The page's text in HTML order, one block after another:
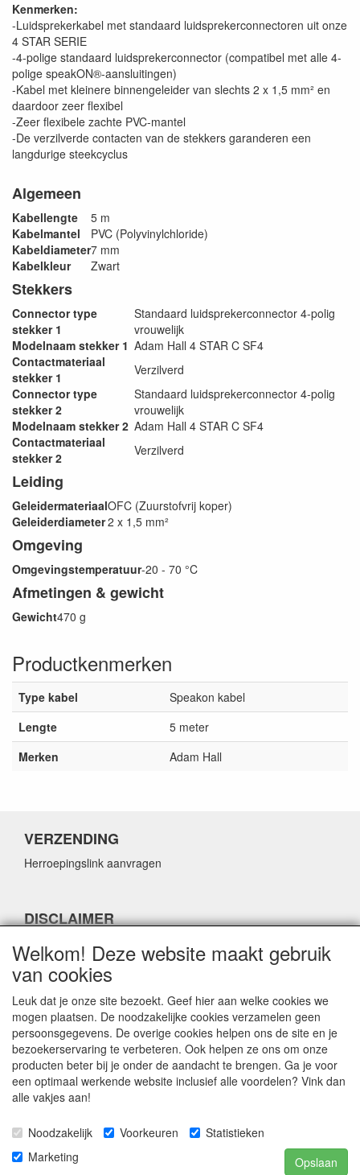
Kenmerken:
-Luidsprekerkabel met standaard luidsprekerconnectoren uit onze
4 STAR SERIE
-4-polige standaard luidsprekerconnector (compatibel met alle 4-
polige speakON®-aansluitingen)
-Kabel met kleinere binnengeleider van slechts 2 x 1,5 mm² en
daardoor zeer flexibel
-Zeer flexibele zachte PVC-mantel
-De verzilverde contacten van de stekkers garanderen een
langdurige steekcyclus
Algemeen
Kabellengte
5 m
Kabelmantel
PVC (Polyvinylchloride)
Kabeldiameter7 mm
Kabelkleur
Zwart
Stekkers
Connector type
stekker 1
Standaard luidsprekerconnector 4-polig
vrouwelijk
Modelnaam stekker 1 Adam Hall 4 STAR C SF4
Contactmateriaal
stekker 1
Verzilverd
Connector type
stekker 2
Standaard luidsprekerconnector 4-polig
vrouwelijk
Modelnaam stekker 2 Adam Hall 4 STAR C SF4
Contactmateriaal
stekker 2
Verzilverd
Leiding
GeleidermateriaalOFC (Zuurstofvrij koper)
Geleiderdiameter2 x 1,5 mm²
Omgeving
Omgevingstemperatuur-20 - 70 °C
Afmetingen & gewicht
Gewicht470 g
Productkenmerken
Type kabel
Speakon kabel
Lengte
5 meter
Merken
Adam Hall
VERZENDING
Herroepingslink aanvragen
DISCLAIMER
Herroepingslink aanvragen
CONTACTGEGEVENS
Fabulous Sales
Grotestraat 69C
5141 JN Waalwijk
E-mail:info@fabuloussales.nl
Telefoon:0416 - 33 14 13
Welkom! Deze website maakt gebruik
van cookies
Leuk dat je onze site bezoekt. Geef hier aan welke cookies we
mogen plaatsen. De noodzakelijke cookies verzamelen geen
persoonsgegevens. De overige cookies helpen ons de site en je
bezoekerservaring te verbeteren. Ook helpen ze ons om onze
producten beter bij je onder de aandacht te brengen. Ga je voor
een optimaal werkende website inclusief alle voordelen? Vink dan
alle vakjes aan!
Noodzakelijk Voorkeuren
Statistieken
Marketing
Opslaan